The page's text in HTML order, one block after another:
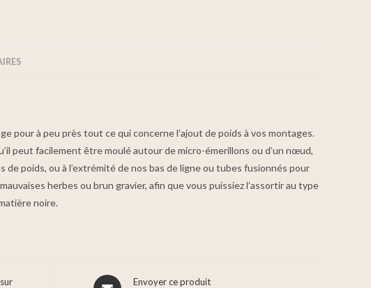
à peu près tout ce qui concerne l’ajout de poids à vos montages.
peut facilement être moulé autour de micro-émerillons ou d’un nœud,
de poids, ou à l’extrémité de nos bas de ligne ou tubes fusionnés pour
herbes ou brun gravier, afin que vous puissiez l’assortir au type
noire.
Envoyer ce produit